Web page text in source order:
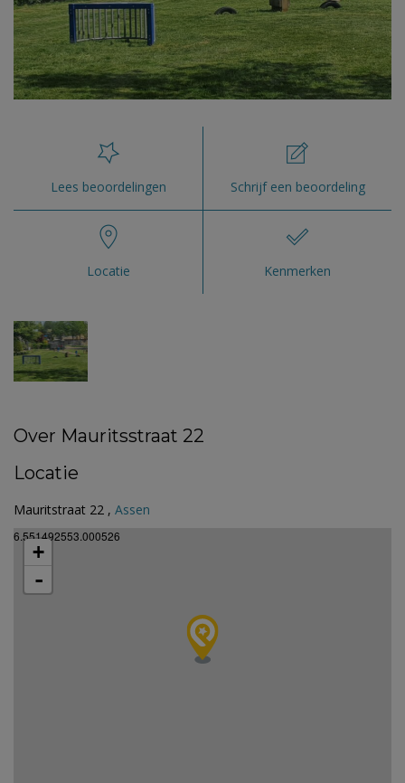
Lees beoordelingen Schrijf een beoordeling
Locatie Kenmerken
Over Mauritsstraat 22
Locatie
Mauritstraat 22 , Assen
6.551492553.000526
+
-